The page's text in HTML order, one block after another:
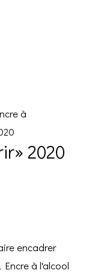
à
2020
encadrer
, Encre à l'alcool